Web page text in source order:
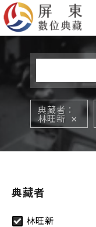
展覽
關於
您在這裡
典藏者
林旺新
典藏者
林旺新